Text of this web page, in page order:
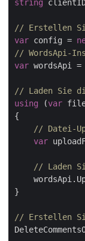
string
// Erstellen
var config =
// WordsApi-
var wordsApi =
// Laden Sie
using (var file
{
// Datei-
var
// Laden
}
// Erstellen Sie